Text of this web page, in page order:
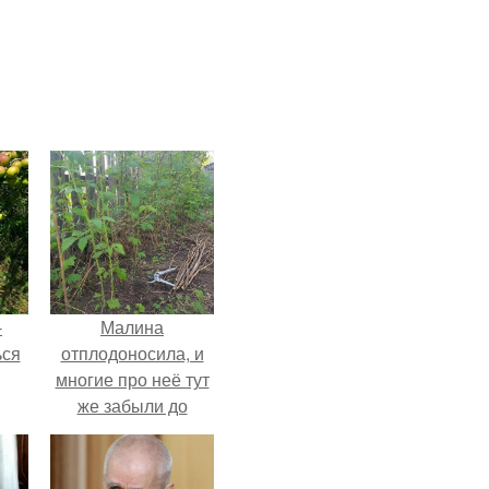
Малина
отплодоносила, и
многие про неё тут
же забыли до
следующего лета.